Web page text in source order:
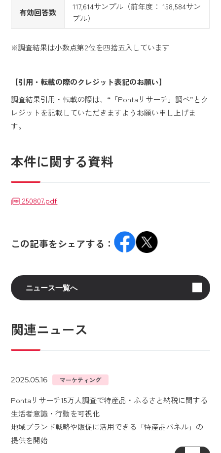
有効回答数
117,614サンプル（前年度： 158,584サン
プル）
※調査結果は小数点第2位を四捨五入しています
【引用・転載の際のクレジット表記のお願い】
調査結果引用・転載の際は、“「Pontaリサーチ」調べ”とク
レジットを記載していただきますようお願い申し上げま
す。
本件に関する資料
250807.pdf
この記事をシェアする：
ニュース一覧へ
関連ニュース
2025.05.16 マーケティング
Pontaリサーチ15万人調査で特産品・ふるさと納税に関する
生活者意識・行動を可視化
地域ブランド戦略や販促に活用できる「特産品パネル」の
提供を開始